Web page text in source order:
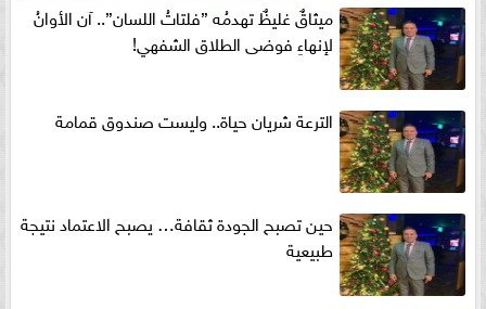
ميثاقٌ غليظٌ تهدمُه ”فلتاتُ اللسان”.. آن الأوانُ
لإنهاءِ فوضى الطلاق الشفهي!
الترعة شريان حياة.. وليست صندوق قمامة
حين تصبح الجودة ثقافة… يصبح الاعتماد نتيجة
طبيعية